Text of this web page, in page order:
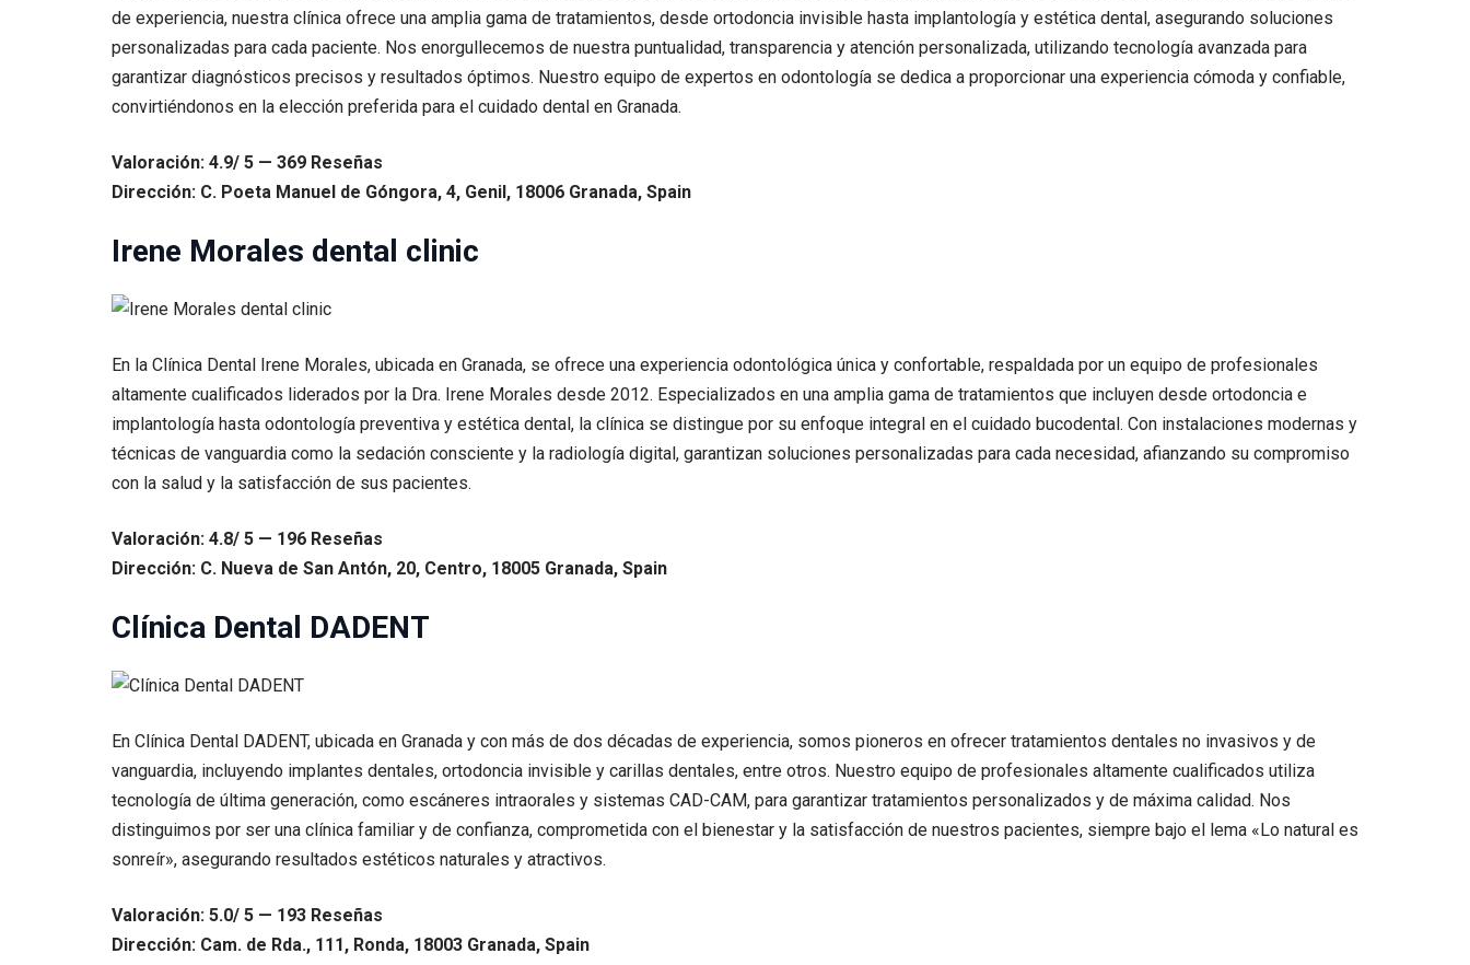
de experiencia, nuestra clínica ofrece una amplia gama de tratamientos, desde ortodoncia invisible hasta implantología y estética dental, asegurando soluciones
personalizadas para cada paciente. Nos enorgullecemos de nuestra puntualidad, transparencia y atención personalizada, utilizando tecnología avanzada para
garantizar diagnósticos precisos y resultados óptimos. Nuestro equipo de expertos en odontología se dedica a proporcionar una experiencia cómoda y confiable,
convirtiéndonos en la elección preferida para el cuidado dental en Granada.
Valoración: 4.9/ 5 — 369 Reseñas
Dirección: C. Poeta Manuel de Góngora, 4, Genil, 18006 Granada, Spain
Irene Morales dental clinic
En la Clínica Dental Irene Morales, ubicada en Granada, se ofrece una experiencia odontológica única y confortable, respaldada por un equipo de profesionales
altamente cualificados liderados por la Dra. Irene Morales desde 2012. Especializados en una amplia gama de tratamientos que incluyen desde ortodoncia e
implantología hasta odontología preventiva y estética dental, la clínica se distingue por su enfoque integral en el cuidado bucodental. Con instalaciones modernas y
técnicas de vanguardia como la sedación consciente y la radiología digital, garantizan soluciones personalizadas para cada necesidad, afianzando su compromiso
con la salud y la satisfacción de sus pacientes.
Valoración: 4.8/ 5 — 196 Reseñas
Dirección: C. Nueva de San Antón, 20, Centro, 18005 Granada, Spain
Clínica Dental DADENT
En Clínica Dental DADENT, ubicada en Granada y con más de dos décadas de experiencia, somos pioneros en ofrecer tratamientos dentales no invasivos y de
vanguardia, incluyendo implantes dentales, ortodoncia invisible y carillas dentales, entre otros. Nuestro equipo de profesionales altamente cualificados utiliza
tecnología de última generación, como escáneres intraorales y sistemas CAD-CAM, para garantizar tratamientos personalizados y de máxima calidad. Nos
distinguimos por ser una clínica familiar y de confianza, comprometida con el bienestar y la satisfacción de nuestros pacientes, siempre bajo el lema «Lo natural es
sonreír», asegurando resultados estéticos naturales y atractivos.
Valoración: 5.0/ 5 — 193 Reseñas
Dirección: Cam. de Rda., 111, Ronda, 18003 Granada, Spain